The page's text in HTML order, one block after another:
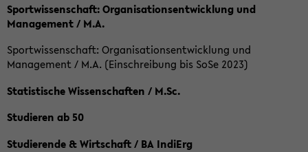
Sportwissenschaft: Organisationsentwicklung und
Management / M.A.
Sportwissenschaft: Organisationsentwicklung und
Management / M.A. (Einschreibung bis SoSe 2023)
Statistische Wissenschaften / M.Sc.
Studieren ab 50
Studierende & Wirtschaft / BA IndiErg